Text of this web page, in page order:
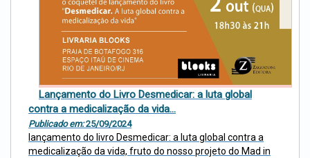
Lançamento do Livro Desmedicar: a luta global
contra a medicalização da vida...
Publicado em:25/09/2024
lançamento do livro Desmedicar: a luta global contra a
medicalização da vida, fruto do nosso projeto do Mad in